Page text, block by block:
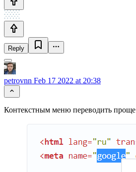
Reply
petrovnn Feb 17 2022 at 20:38
Контекстным меню переводить проще